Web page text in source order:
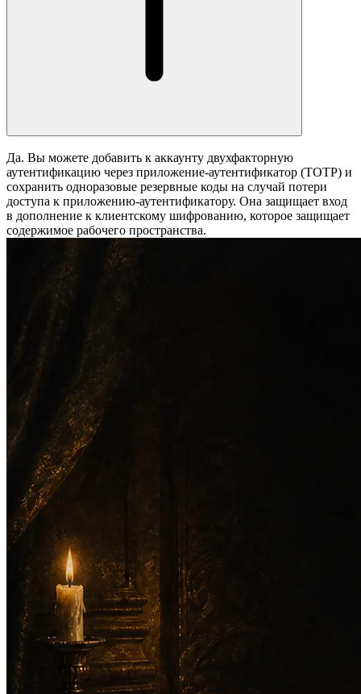
Да. Вы можете добавить к аккаунту двухфакторную
аутентификацию через приложение-аутентификатор (TOTP) и
сохранить одноразовые резервные коды на случай потери
доступа к приложению-аутентификатору. Она защищает вход
в дополнение к клиентскому шифрованию, которое защищает
содержимое рабочего пространства.